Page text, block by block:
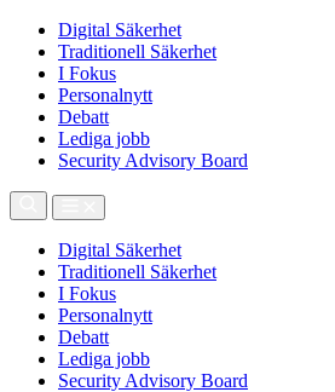
Digital Säkerhet
Traditionell Säkerhet
I Fokus
Personalnytt
Debatt
Lediga jobb
Security Advisory Board
Digital Säkerhet
Traditionell Säkerhet
I Fokus
Personalnytt
Debatt
Lediga jobb
Security Advisory Board